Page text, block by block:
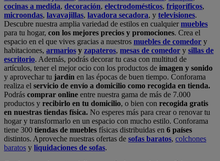
cocinas a medida, decoración, electrodomésticos, frigoríficos,
microondas, lavavajillas, lavadora secadora, y televisiones.
Descubre nuestra amplia variedad de estilos en cualquiermuebles
para tu hogar, con los mejores precios y promociones. Crea el
espacio en el que vives gracias a nuestros muebles de comedor y
habitaciones, armarios y zapateros, mesas de comedor y sillas de
escritorio. Además, podrás decorar tu casa con multitud de
artículos, tener el mejor ocio con los productos de imagen y sonido
y aprovechar tu jardín en las épocas de buen tiempo. Conforama
realiza el servicio de envío a domicilio como recogida en tienda.
Podrás comprar online entre nuestra gama de más de 7.000
productos y recibirlo en tu domicilio, o bien con recogida gratis
en nuestras tiendas física. No esperes más para crear o renovar tu
hogar y transformarlo en un espacio con mucho estilo. Conforama
tiene 300 tiendas de muebles físicas distribuidas en 6 países
distintos. Aproveche nuestras ofertas de sofas baratos, colchones
baratos y liquidaciones de sofas.